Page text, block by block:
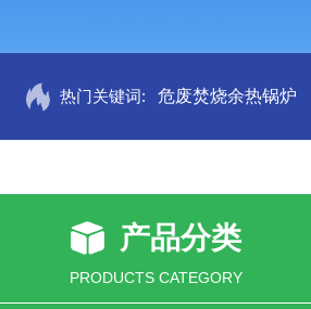
热门关键词: 危废焚烧余热锅炉
产品分类
PRODUCTS CATEGORY